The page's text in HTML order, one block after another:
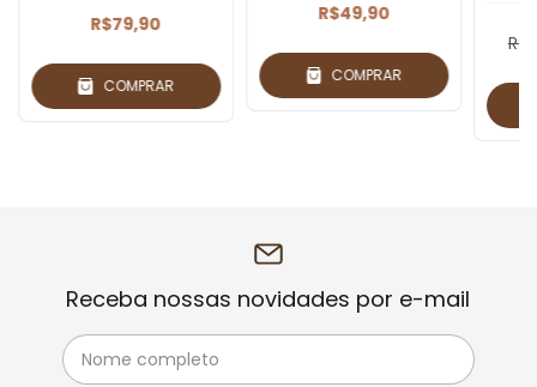
R$79,90
COMPRAR
R$49,90
COMPRAR
Receba nossas novidades por e-mail